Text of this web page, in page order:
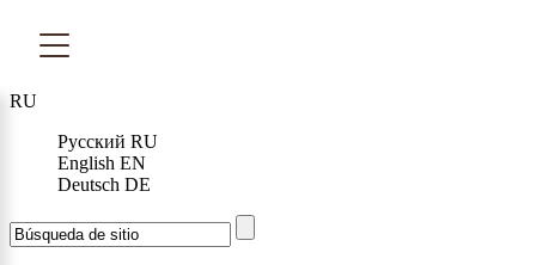
RU
Русский RU
English EN
Deutsch DE